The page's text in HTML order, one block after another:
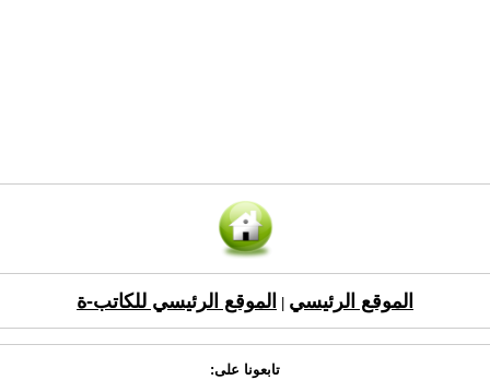
الموقع الرئيسي الموقع الرئيسي للكاتب-ة
تابعونا على: